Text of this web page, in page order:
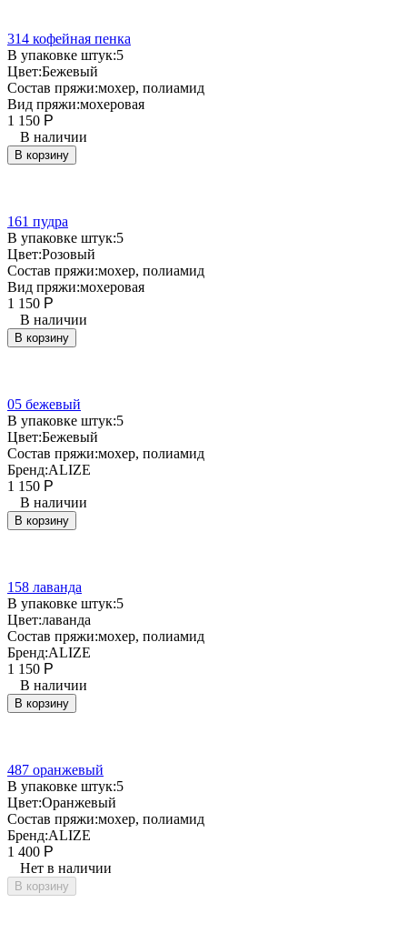
314 кофейная пенка
В упаковке штук:5
Цвет:Бежевый
Состав пряжи:мохер, полиамид
Вид пряжи:мохеровая
1 150 Р
В наличии
В корзину
161 пудра
В упаковке штук:5
Цвет:Розовый
Состав пряжи:мохер, полиамид
Вид пряжи:мохеровая
1 150 Р
В наличии
В корзину
05 бежевый
В упаковке штук:5
Цвет:Бежевый
Состав пряжи:мохер, полиамид
Бренд:ALIZE
1 150 Р
В наличии
В корзину
158 лаванда
В упаковке штук:5
Цвет:лаванда
Состав пряжи:мохер, полиамид
Бренд:ALIZE
1 150 Р
В наличии
В корзину
487 оранжевый
В упаковке штук:5
Цвет:Оранжевый
Состав пряжи:мохер, полиамид
Бренд:ALIZE
1 400 Р
Нет в наличии
В корзину